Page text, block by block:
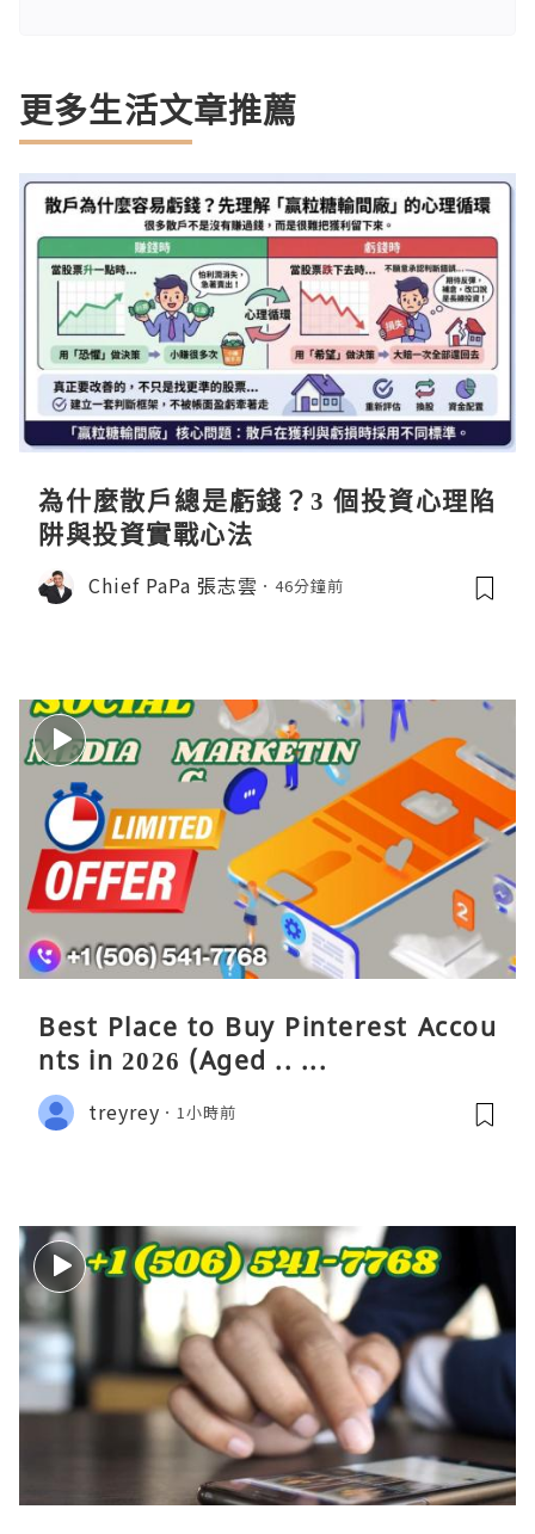
更多生活文章推薦
為什麼散戶總是虧錢？3 個投資心理陷
阱與投資實戰心法
Chief PaPa 張志雲 46分鐘前
Best Place to Buy Pinterest Accou
nts in 2026 (Aged .. ...
treyrey 1小時前